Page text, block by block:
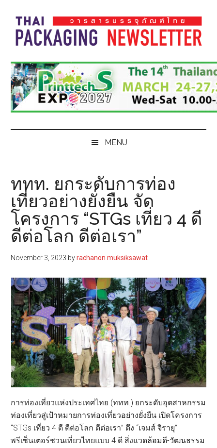
main
content
secondary
menu
primary
sidebar
footer
Thai
Pack
Magazine
Pack
Magazine
MENU
ททท. ยกระดับการท่อง
เที่ยวอย่างยั่งยืน จัด
โครงการ “STGs เที่ยว 4 ดี
ดีต่อโลก ดีต่อเรา”
November 3, 2023 byrachanon muksiksawat
การท่องเที่ยวแห่งประเทศไทย (ททท.) ยกระดับอุตสาหกรรม
ท่องเที่ยวสู่เป้าหมายการท่องเที่ยวอย่างยั่งยืน เปิดโครงการ
“STGs เที่ยว 4 ดี ดีต่อโลก ดีต่อเรา” ดึง “เจมส์ จิรายุ”
พรีเซ็นเตอร์ชวนเที่ยวไทยแบบ 4 ดี สิ่งแวดล้อมดี-วัฒนธรรม